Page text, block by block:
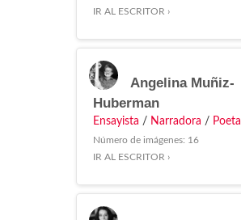
IR AL ESCRITOR ›
Angelina Muñiz-
Huberman
Ensayista / Narradora / Poeta
Número de imágenes: 16
IR AL ESCRITOR ›